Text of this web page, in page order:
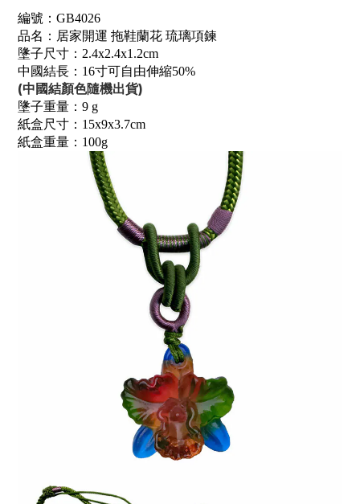
編號：GB4026
品名：居家開運 拖鞋蘭花 琉璃項鍊
墬子尺寸：2.4x2.4x1.2cm
中國結長：16寸可自由伸縮50%
(中國結顏色隨機出貨)
墬子重量：9 g
紙盒尺寸：15x9x3.7cm
紙盒重量：100g